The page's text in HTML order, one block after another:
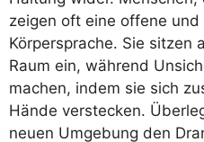
zeigen oft eine offene und
Körpersprache. Sie sitzen
Raum ein, während
machen, indem sie sich
Hände verstecken.
neuen Umgebung den